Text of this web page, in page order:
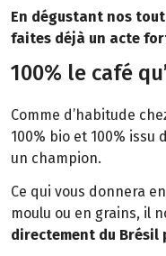
En dégustant nos
faites déjà un acte
100% le café
Comme d’habitude
100% bio et 100% issu
un champion.
Ce qui vous donnera
moulu ou en grains, il
directement du Brésil